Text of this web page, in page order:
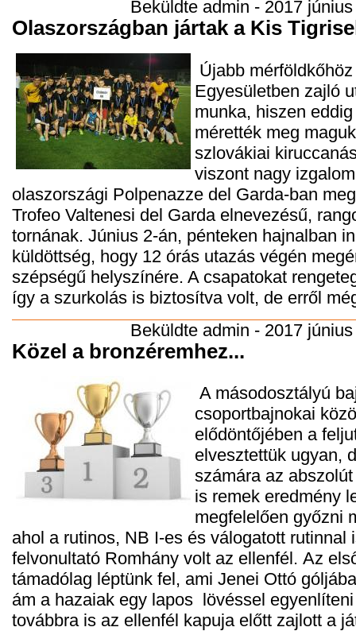
Beküldte admin - 2017
Olaszországban jártak a Kis
Újabb
Egyesületben zajló
munka, hiszen
mérették meg
szlovákiai
viszont nagy
olaszországi Polpenazze del Garda-ban
Trofeo Valtenesi del Garda elnevezésű,
tornának. Június 2-án, pénteken hajnalban
küldöttség, hogy 12 órás utazás végén
szépségű helyszínére. A csapatokat
így a szurkolás is biztosítva volt, de erről
Beküldte admin - 2017
Közel a bronzéremhez...
A másodosztályú
csoportbajnokai
elődöntőjében a
elvesztettük ugyan,
számára az
is remek eredmény
megfelelően győzni
ahol a rutinos, NB I-es és válogatott rutinnal
felvonultató Romhány volt az ellenfél. Az
támadólag léptünk fel, ami Jenei Ottó
ám a hazaiak egy lapos lövéssel
továbbra is az ellenfél kapuja előtt zajlott a